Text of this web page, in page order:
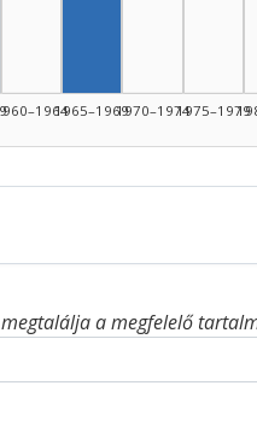
1965–19691970–19741975–1979
a megfelelő